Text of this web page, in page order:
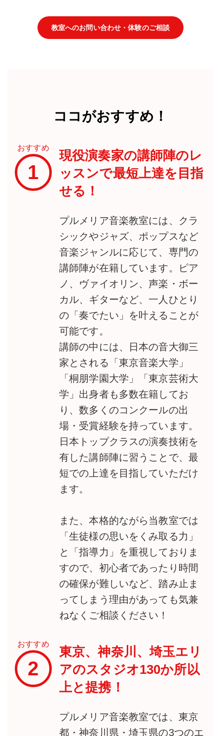
教室へのお問い合わせ・体験のご相談
ココがおすすめ！
おすすめ
1
現役演奏家の講師陣のレ
ッスンで最短上達を目指
せる！
プルメリア音楽教室には、クラ
シックやジャズ、ポップスなど
音楽ジャンルに応じて、専門の
講師陣が在籍しています。ピア
ノ、ヴァイオリン、声楽・ボー
カル、ギターなど、一人ひとり
の「奏でたい」を叶えることが
可能です。
講師の中には、日本の音大御三
家とされる「東京音楽大学」
「桐朋学園大学」「東京芸術大
学」出身者も多数在籍してお
り、数多くのコンクールの出
場・受賞経験を持っています。
日本トップクラスの演奏技術を
有した講師陣に習うことで、最
短での上達を目指していただけ
ます。
また、本格的ながら当教室では
「生徒様の思いをくみ取る力」
と「指導力」を重視しておりま
すので、初心者であったり時間
の確保が難しいなど、踏み止ま
ってしまう理由があっても気兼
ねなくご相談ください！
おすすめ
2
東京、神奈川、埼玉エリ
アのスタジオ130か所以
上と提携！
プルメリア音楽教室では、東京
都・神奈川県・埼玉県の3つのエ